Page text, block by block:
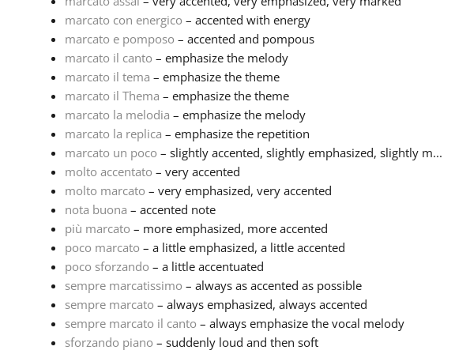
marcato con energico – accented with energy
marcato e pomposo – accented and pompous
marcato il canto – emphasize the melody
marcato il tema – emphasize the theme
marcato il Thema – emphasize the theme
marcato la melodia – emphasize the melody
marcato la replica – emphasize the repetition
marcato un poco – slightly accented, slightly emphasized, slightly m...
molto accentato – very accented
molto marcato – very emphasized, very accented
nota buona – accented note
più marcato – more emphasized, more accented
poco marcato – a little emphasized, a little accented
poco sforzando – a little accentuated
sempre marcatissimo – always as accented as possible
sempre marcato – always emphasized, always accented
sempre marcato il canto – always emphasize the vocal melody
sforzando piano – suddenly loud and then soft